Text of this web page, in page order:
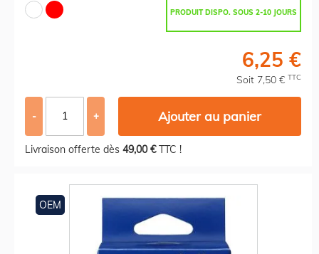
PRODUIT DISPO. SOUS 2-10 JOURS
6,25 €
Soit 7,50 € TTC
- + Ajouter au panier
Livraison offerte dès 49,00 €TTC !
OEM